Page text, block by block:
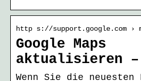
http s://support.google.com ›
Google Maps
aktualisieren –
Wenn Sie die neuesten